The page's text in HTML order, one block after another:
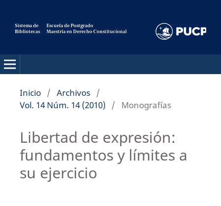
Sistema de
Bibliotecas
Escuela de Postgrado
Maestria en Derecho Constitucional
Inicio / Archivos /
Vol. 14 Núm. 14 (2010)
/ Monografías
Libertad de expresión:
fundamentos y límites a
su ejercicio